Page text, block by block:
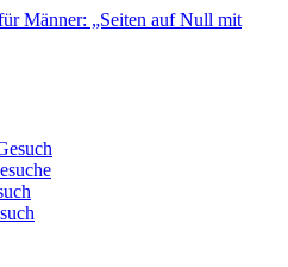
Männer: „Seiten auf Null mit